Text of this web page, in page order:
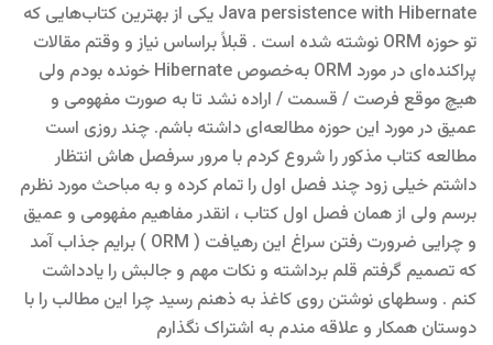
Java persistence with Hibernate یکی از بهترین کتاب‌هایی که
تو حوزه ORM نوشته شده است . قبلاً براساس نیاز و وقتم مقالات
پراکنده‌ای در مورد ORM به‌خصوص Hibernate خونده بودم ولی
هیچ‌ موقع فرصت / قسمت / اراده نشد تا به صورت مفهومی و
عمیق در مورد این حوزه مطالعه‌ای داشته باشم. چند روزی است
مطالعه کتاب مذکور را شروع کردم با مرور سرفصل هاش انتظار
داشتم خیلی زود چند فصل اول را تمام کرده و به مباحث مورد نظرم
برسم ولی از همان فصل اول کتاب ، انقدر مفاهیم مفهومی و عمیق
و چرایی ضرورت رفتن سراغ این رهیافت ( ORM ) برایم جذاب آمد
که تصمیم گرفتم قلم برداشته و نکات مهم و جالبش را یادداشت
کنم . وسطهای نوشتن روی کاغذ به ذهنم رسید چرا این مطالب را با
دوستان همکار و علاقه مندم به اشتراک نگذارم